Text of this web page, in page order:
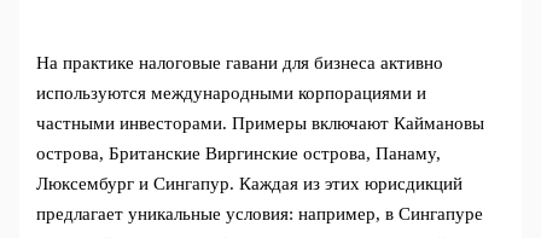
На практике налоговые гавани для бизнеса активно
используются международными корпорациями и
частными инвесторами. Примеры включают Каймановы
острова, Британские Виргинские острова, Панаму,
Люксембург и Сингапур. Каждая из этих юрисдикций
предлагает уникальные условия: например, в Сингапуре